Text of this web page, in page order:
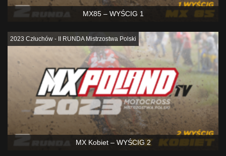
MX85 – WYŚCIG 1
MX Kobiet – WYŚCIG 2
2023 Człuchów - II RUNDA Mistrzostwa Polski